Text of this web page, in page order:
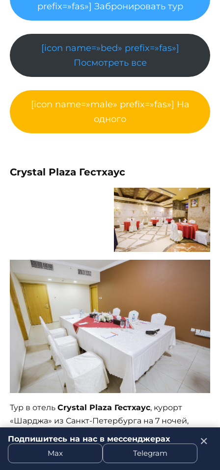
prefix=»fas»] Забронировать тур
[icon name=»bed» prefix=»fas»]
Посмотреть все
[icon name=»male» prefix=»fas»] На
одного
Crystal Plaza Гестхаус
Тур в отель Crystal Plaza Гестхаус, курорт
«Шарджа» из Санкт-Петербурга на 7 ночей,
вылет 3 февраля за 46225 рублей на человека
при поездке вдвоем (т.е. на двоих 92450
рублей).
Подпишитесь на нас в мессенджерах
Max
Telegram
✕